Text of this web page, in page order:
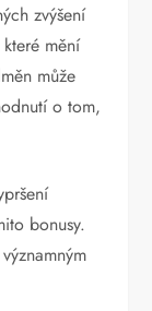
zvýšení
mění
může
o tom,
bonusy.